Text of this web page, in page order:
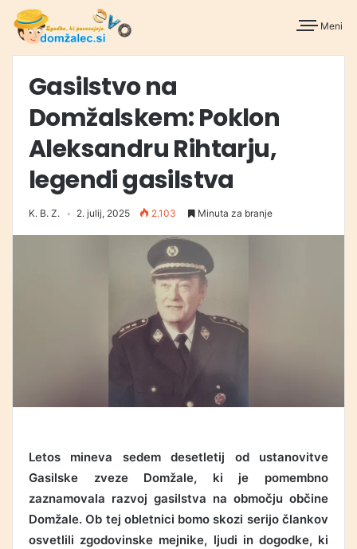
Meni
Gasilstvo na
Domžalskem: Poklon
Aleksandru Rihtarju,
legendi gasilstva
K. B. Z. 2. julij, 2025 2.103 Minuta za branje
Letos mineva sedem desetletij od ustanovitve
Gasilske zveze Domžale, ki je pomembno
zaznamovala razvoj gasilstva na območju občine
Domžale. Ob tej obletnici bomo skozi serijo člankov
osvetlili zgodovinske mejnike, ljudi in dogodke, ki